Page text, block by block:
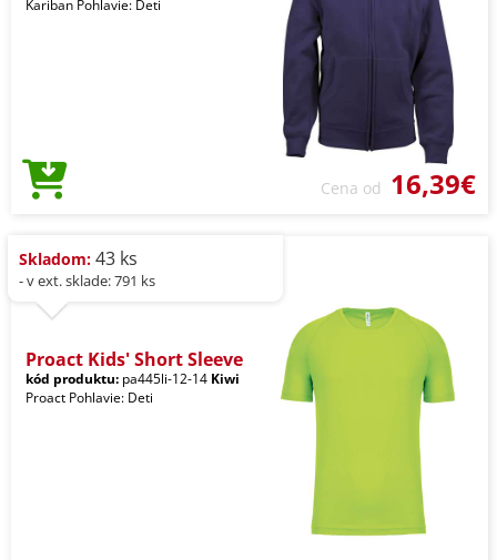
Kariban Pohlavie: Deti
Cena od 16,39€
Skladom: 43 ks
- v ext. sklade: 791 ks
Proact Kids' Short Sleeve
kód produktu: pa445li-12-14 Kiwi
Proact Pohlavie: Deti